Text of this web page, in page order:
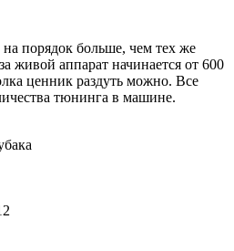
порядок больше, чем тех же
живой аппарат начинается от 600
ценник раздуть можно. Все
тюнинга в машине.